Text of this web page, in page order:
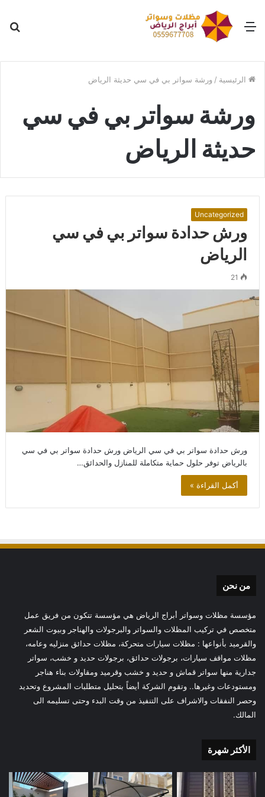
القائمة
الرئيسية / ورشة سواتر بي في سي حديثة الرياض
ورشة سواتر بي في سي
حديثة الرياض
Uncategorized
ورش حدادة سواتر بي في سي
الرياض
21
ورش حدادة سواتر بي في سي الرياض ورش حدادة سواتر بي في سي
بالرياض توفر حلول حماية متكاملة للمنازل والحدائق…
أكمل القراءة »
من نحن
مؤسسة مظلات وسواتر أبراج الرياض هي مؤسسة تتكون من فريق عمل
متخصص في تركيب المظلات والسواتر والبرجولات والهناجر وبيوت الشعر
والقرميد بأنواعها : مظلات سيارات متحركة، مظلات حدائق منزليه وعامه،
مظلات مواقف سيارات، برجولات حدائق، برجولات حديد و خشب، سواتر
جدارية منها سواتر قماش و حديد و خشب وقرميد ومقاولات بناء هناجر
ومستودعات وغيرها.. وتقوم الشركة أيضاً بتحليل متطلبات المشروع وتحديد
وحصر النفقات والاشراف على التنفيذ من وقت البدء وحتى تسليمه الى
المالك.
الأكثر شهرة